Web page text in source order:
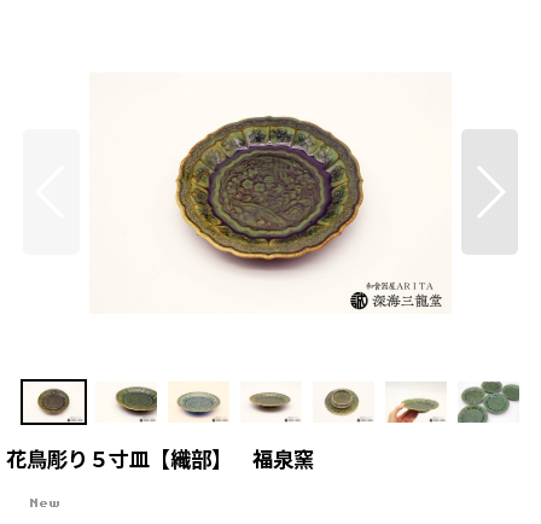
花鳥彫り５寸皿【織部】 福泉窯